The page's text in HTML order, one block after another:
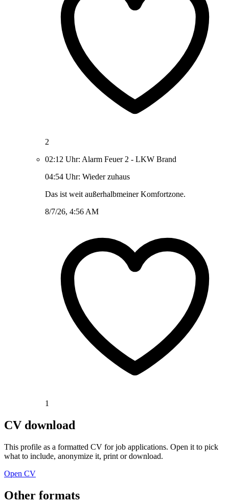
2
02:12 Uhr: Alarm Feuer 2 - LKW Brand
04:54 Uhr: Wieder zuhaus
Das ist weit außerhalbmeiner Komfortzone.
8/7/26, 4:56 AM
1
CV download
This profile as a formatted CV for job applications. Open it to pick
what to include, anonymize it, print or download.
Open CV
Other formats